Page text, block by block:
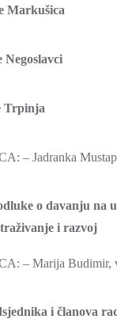
Markušica
Negoslavci
Trpinja
– Jadranka
o davanju na
i razvoj
– Marija Budimir,
i članova